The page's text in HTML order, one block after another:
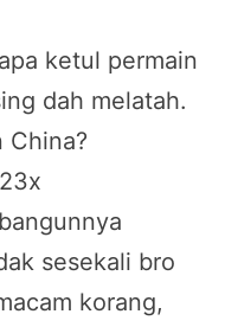
ketul permain
dah melatah.
China?
sesekali bro
korang,